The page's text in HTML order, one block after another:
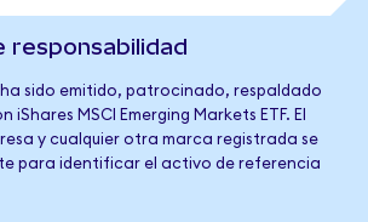
responsabilidad
sido emitido, patrocinado, respaldado
MSCI Emerging Markets ETF. El
y cualquier otra marca registrada se
para identificar el activo de referencia